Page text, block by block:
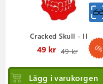
Cracked Skull - II
49 kr 49 kr
pris
0%
Lägg i varukorgen